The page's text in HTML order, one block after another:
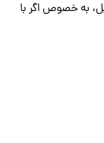
به خصوص اگر با